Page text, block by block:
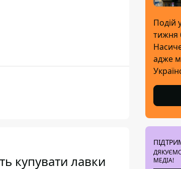
купувати лавки
Подій
тижня
адже
МЕДІА!